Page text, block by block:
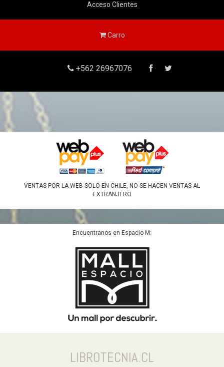
Acceso Clientes
Carro
+562 26967076
VENTAS POR LA WEB SOLO EN CHILE, NO SE HACEN VENTAS AL
EXTRANJERO
Encuentranos en Espacio M:
LIBROTECNIA.CL